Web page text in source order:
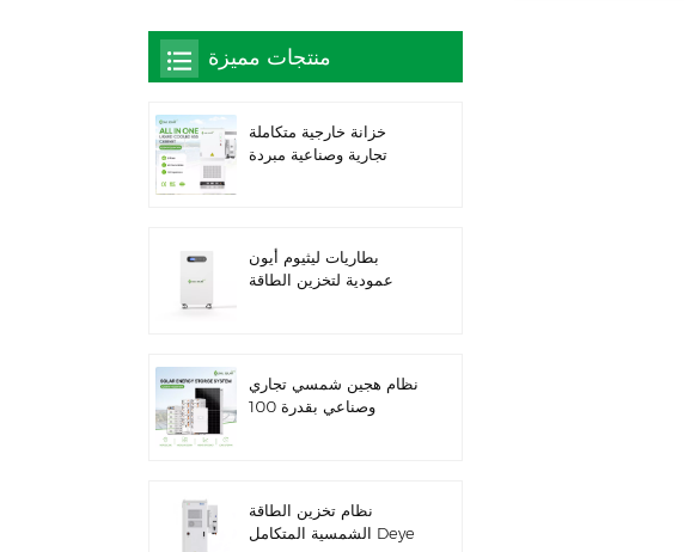
منتجات مميزة
خزانة خارجية متكاملة
تجارية وصناعية مبردة
IP66 ESS
بطاريات ليثيوم أيون
عمودية لتخزين الطاقة
نظام هجين شمسي تجاري
وصناعي بقدرة 100
نظام تخزين الطاقة
الشمسية المتكامل Deye